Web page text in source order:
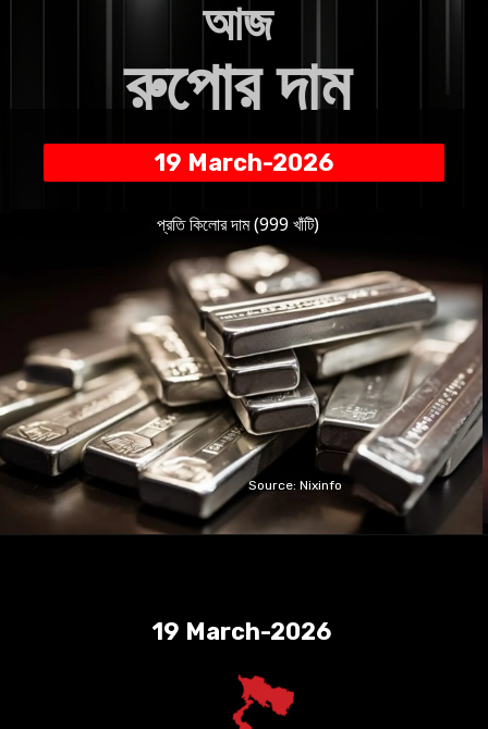
19 March-2026
আজ
রুপোর দাম
প্রতি কিলোর দাম (999 খাঁটি)
Source: Nixinfo
19 March-2026